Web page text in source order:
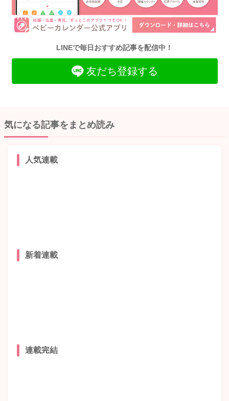
LINEで毎日おすすめ記事を配信中！
友だち登録する
気になる記事をまとめ読み
人気連載
新着連載
連載完結